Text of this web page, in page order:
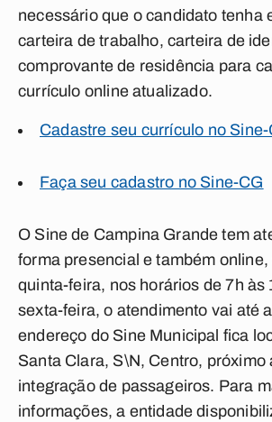
necessário que o candidato tenha
carteira de trabalho, carteira de
comprovante de residência para
currículo online atualizado.
Cadastre seu currículo no Sine-
Faça seu cadastro no Sine-CG
O Sine de Campina Grande tem
forma presencial e também
quinta-feira, nos horários de 7h às
sexta-feira, o atendimento vai até
endereço do Sine Municipal fica
Santa Clara, S\N, Centro, próximo
integração de passageiros. Para
informações, a entidade